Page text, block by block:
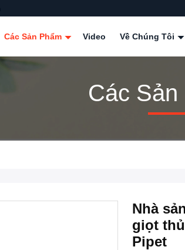
Các Sản Phẩm Video Về Chúng Tôi
Các Sản
Nhà
giọt
Pipet